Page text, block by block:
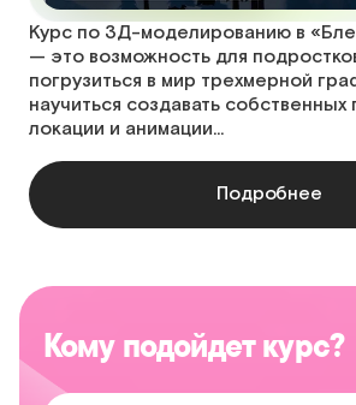
Курс по 3Д-моделированию в
— это возможность для
погрузиться в мир трехмерной
научиться создавать
локации и анимации…
Подробнее
Кому подойдет курс?